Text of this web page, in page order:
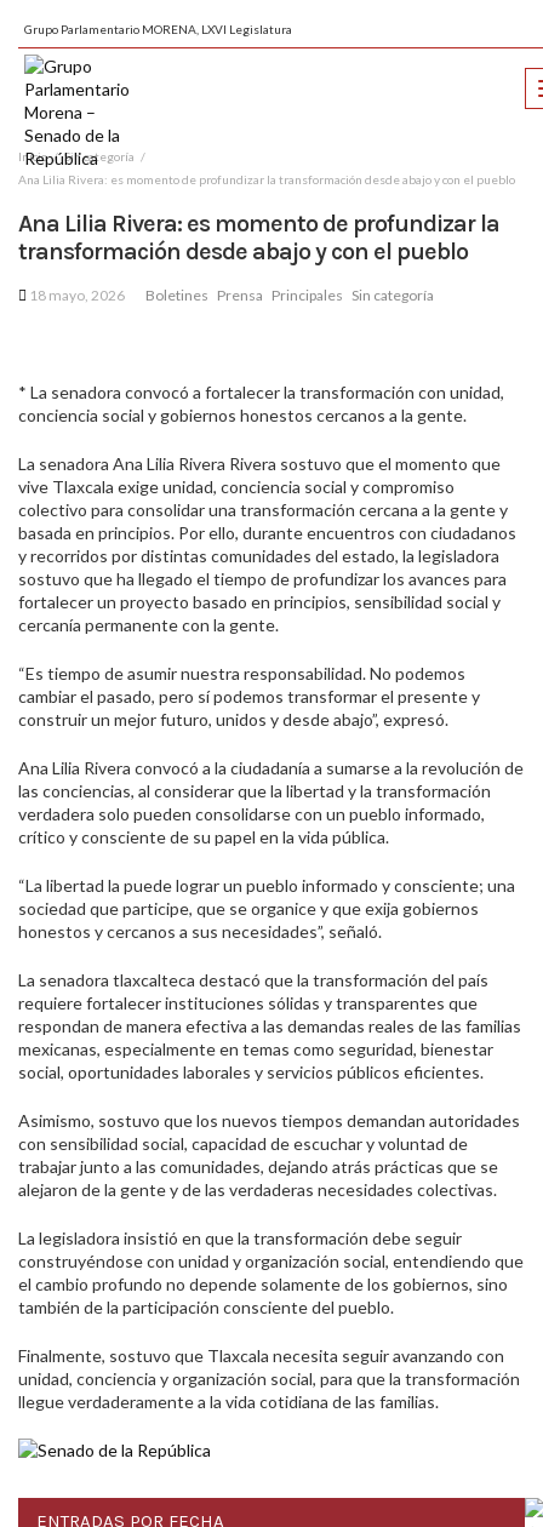
Grupo Parlamentario MORENA, LXVI Legislatura
Inicio
Sin categoría
Ana Lilia Rivera: es momento de profundizar la transformación desde abajo y con el pueblo
Ana Lilia Rivera: es momento de profundizar la
transformación desde abajo y con el pueblo
18 mayo, 2026 Boletines Prensa Principales Sin categoría
* La senadora convocó a fortalecer la transformación con unidad,
conciencia social y gobiernos honestos cercanos a la gente.
La senadora Ana Lilia Rivera Rivera sostuvo que el momento que
vive Tlaxcala exige unidad, conciencia social y compromiso
colectivo para consolidar una transformación cercana a la gente y
basada en principios. Por ello, durante encuentros con ciudadanos
y recorridos por distintas comunidades del estado, la legisladora
sostuvo que ha llegado el tiempo de profundizar los avances para
fortalecer un proyecto basado en principios, sensibilidad social y
cercanía permanente con la gente.
“Es tiempo de asumir nuestra responsabilidad. No podemos
cambiar el pasado, pero sí podemos transformar el presente y
construir un mejor futuro, unidos y desde abajo”, expresó.
Ana Lilia Rivera convocó a la ciudadanía a sumarse a la revolución de
las conciencias, al considerar que la libertad y la transformación
verdadera solo pueden consolidarse con un pueblo informado,
crítico y consciente de su papel en la vida pública.
“La libertad la puede lograr un pueblo informado y consciente; una
sociedad que participe, que se organice y que exija gobiernos
honestos y cercanos a sus necesidades”, señaló.
La senadora tlaxcalteca destacó que la transformación del país
requiere fortalecer instituciones sólidas y transparentes que
respondan de manera efectiva a las demandas reales de las familias
mexicanas, especialmente en temas como seguridad, bienestar
social, oportunidades laborales y servicios públicos eficientes.
Asimismo, sostuvo que los nuevos tiempos demandan autoridades
con sensibilidad social, capacidad de escuchar y voluntad de
trabajar junto a las comunidades, dejando atrás prácticas que se
alejaron de la gente y de las verdaderas necesidades colectivas.
La legisladora insistió en que la transformación debe seguir
construyéndose con unidad y organización social, entendiendo que
el cambio profundo no depende solamente de los gobiernos, sino
también de la participación consciente del pueblo.
Finalmente, sostuvo que Tlaxcala necesita seguir avanzando con
unidad, conciencia y organización social, para que la transformación
llegue verdaderamente a la vida cotidiana de las familias.
ENTRADAS POR FECHA